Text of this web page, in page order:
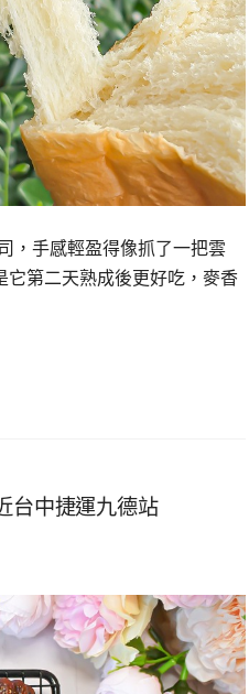
，手感輕盈得像抓了一把雲
它第二天熟成後更好吃，麥香
台中捷運九德站